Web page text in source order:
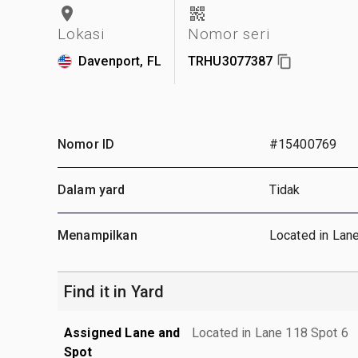
Lokasi
Davenport, FL
Nomor seri
TRHU3077387
Nomor ID #15400769
Dalam yard Tidak
Menampilkan Located in
Find it in Yard
Assigned Lane and
Spot
Located in Lane 118 Spot 6